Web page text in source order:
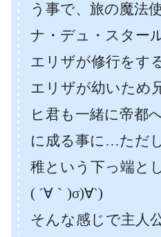
う事で、旅の魔法
ナ・デュ・スター
エリザが修行をす
エリザが幼いため
ヒ君も一緒に帝都
に成る事に…ただ
稚という下っ端と
( ´∀｀)σ)∀`)
そんな感じで主人